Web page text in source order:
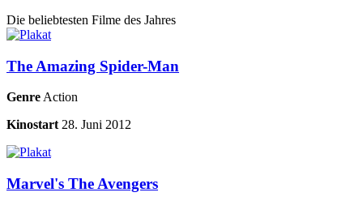
Die beliebtesten Filme des Jahres
The Amazing Spider-Man
GenreAction
Kinostart 28. Juni 2012
Marvel's The Avengers